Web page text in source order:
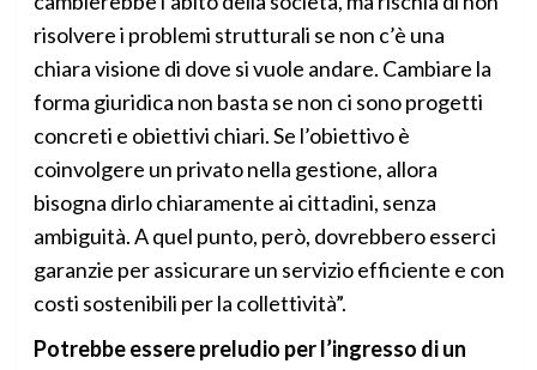
risolvere i problemi strutturali se non c’è una
chiara visione di dove si vuole andare. Cambiare la
forma giuridica non basta se non ci sono progetti
concreti e obiettivi chiari. Se l’obiettivo è
coinvolgere un privato nella gestione, allora
bisogna dirlo chiaramente ai cittadini, senza
ambiguità. A quel punto, però, dovrebbero esserci
garanzie per assicurare un servizio efficiente e con
costi sostenibili per la collettività”.
Potrebbe essere preludio per l’ingresso di un